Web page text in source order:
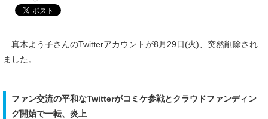
真木よう子さんのTwitterアカウントが8月29日(火)、突然削除され
ました。
ファン交流の平和なTwitterがコミケ参戦とクラウドファンディン
グ開始で一転、炎上